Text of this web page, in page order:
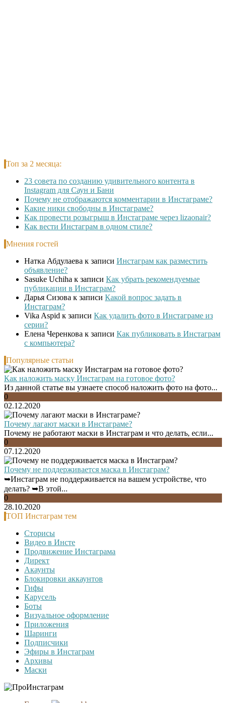
Топ за 2 месяца:
23 совета по созданию удивительного контента в
Instagram для Саун и Бани
Почему не отображаются комментарии в Инстаграме?
Какие ники свободны в Инстаграме?
Как провести розыгрыш в Инстаграме через lizaonair?
Как вести Инстаграм в одном стиле?
Мнения гостей
Натка Абдулаева к записи Инстаграм как разместить
объявление?
Sasuke Uchiha к записи Как убрать рекомендуемые
публикации в Инстаграм?
Дарья Сизова к записи Какой вопрос задать в
Инстаграм?
Vika Aspid к записи Как удалить фото в Инстаграме из
серии?
Елена Черенкова к записи Как публиковать в Инстаграм
с компьютера?
Популярные статьи
Как наложить маску Инстаграм на готовое фото?
Из данной статье вы узнаете способ наложить фото на фото...
0
02.12.2020
Почему лагают маски в Инстаграме?
Почему не работают маски в Инстаграм и что делать, если...
0
07.12.2020
Почему не поддерживается маска в Инстаграм?
➥Инстаграм не поддерживается на вашем устройстве, что
делать? ➥В этой...
0
28.10.2020
ТОП Инстаграм тем
Сторисы
Видео в Инсте
Продвижение Инстаграма
Директ
Акаунты
Блокировки аккаунтов
Гифы
Карусель
Боты
Визуальное оформление
Приложения
Шаринги
Подписчики
Эфиры в Инстаграм
Архивы
Маски